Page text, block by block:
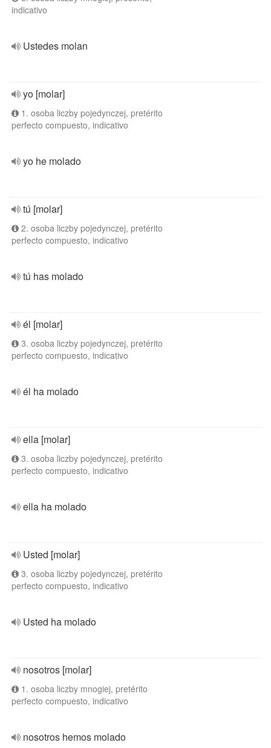
indicativo
Ustedes molan
yo [molar]
1. osoba liczby pojedynczej, pretérito
perfecto compuesto, indicativo
yo he molado
tú [molar]
2. osoba liczby pojedynczej, pretérito
perfecto compuesto, indicativo
tú has molado
él [molar]
3. osoba liczby pojedynczej, pretérito
perfecto compuesto, indicativo
él ha molado
ella [molar]
3. osoba liczby pojedynczej, pretérito
perfecto compuesto, indicativo
ella ha molado
Usted [molar]
3. osoba liczby pojedynczej, pretérito
perfecto compuesto, indicativo
Usted ha molado
nosotros [molar]
1. osoba liczby mnogiej, pretérito
perfecto compuesto, indicativo
nosotros hemos molado